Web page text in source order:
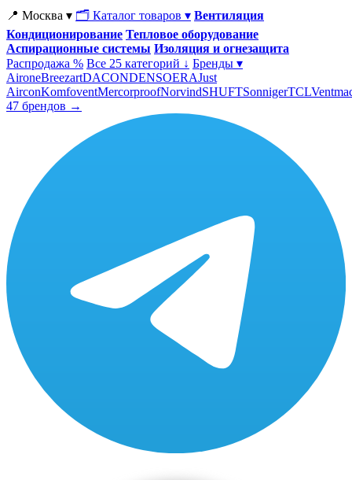
📍 Москва ▾ 🗂 Каталог товаров ▾ Вентиляция
Кондиционирование Тепловое оборудование
Аспирационные системы Изоляция и огнезащита
Распродажа % Все 25 категорий ↓ Бренды ▾
AironeBreezartDACONDENSOERAJust
AirconKomfoventMercorproofNorvindSHUFTSonnigerTCL
47 брендов →